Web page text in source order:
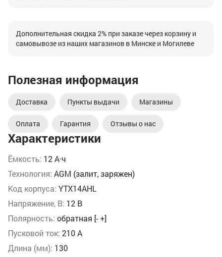
Характеристики
Ёмкость: 12 А·ч
Технология: AGM (залит, заряжен)
Код корпуса: YTX14AHL
Напряжение, В: 12 В
Полярность: обратная [- +]
Пусковой ток: 210 А
Длина (мм): 130
Дополнительная скидка 2% при заказе через корзину и
самовывозе из наших магазинов в Минске и Могилеве
Полезная информация
Доставка Пункты выдачи Магазины
Оплата Гарантия Отзывы о нас